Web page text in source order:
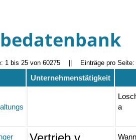
1 bis 25 von 60275 Einträge pro Seite:
Unternehmenstätigkeit
a